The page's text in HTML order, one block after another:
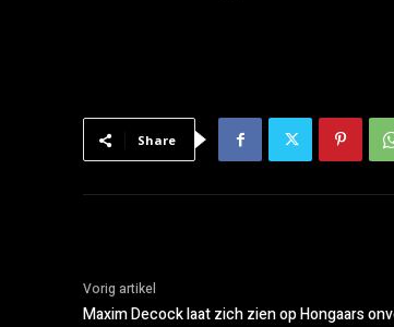
Share
Vorig artikel
Maxim Decock laat zich zien op Hongaars